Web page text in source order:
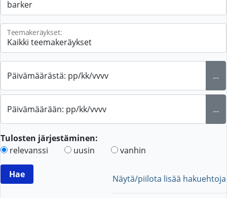
Teemakeräykset:
Päivämäärästä: pp/kk/vvvv ...
Päivämäärään: pp/kk/vvvv ...
Tulosten järjestäminen:
relevanssi
uusin vanhin
Näytä/piilota lisää hakuehtoja